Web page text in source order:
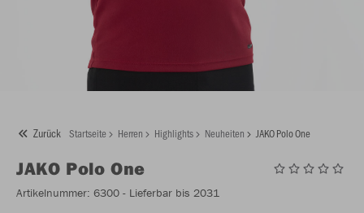
Zurück Startseite Herren Highlights Neuheiten JAKO Polo One
JAKO Polo One
Artikelnummer: 6300 - Lieferbar bis 2031